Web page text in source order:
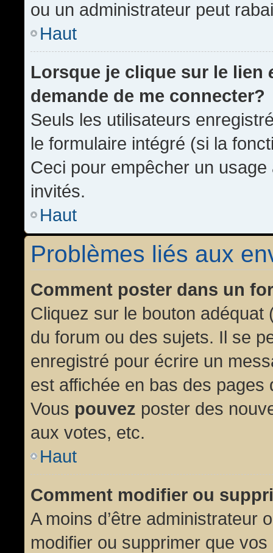
ou un administrateur peut
Haut
Lorsque je clique sur le lien
demande de me connecter?
Seuls les utilisateurs
le formulaire intégré (si la
Ceci pour empêcher un
invités.
Haut
Problèmes liés aux
Comment poster dans un
Cliquez sur le bouton
du forum ou des sujets. Il se
enregistré pour écrire un
est affichée en bas des
Vous pouvez poster des
aux votes, etc.
Haut
Comment modifier ou
A moins d’être administrateur
modifier ou supprimer que